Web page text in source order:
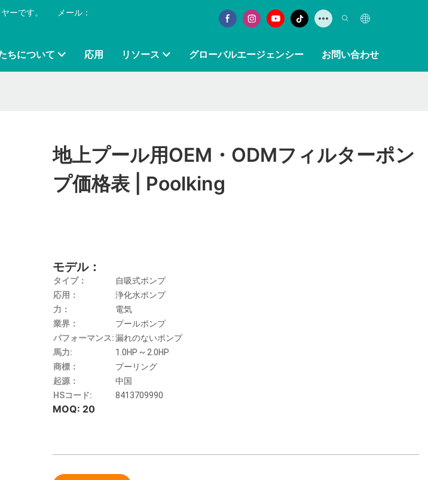
ヤーです。
メール：
ちについて 応用 リソース グローバルエージェンシー お問い合わせ
地上プール用OEM・ODMフィルターポン
プ価格表 | Poolking
モデル：
タイプ：
自吸式ポンプ
応用：
浄化水ポンプ
力：
電気
業界：
プールポンプ
パフォーマンス:漏れのないポンプ
馬力:
1.0HP ~ 2.0HP
商標：
プーリング
起源：
中国
HSコード:
8413709990
MOQ: 20